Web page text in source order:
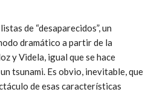
de “desaparecidos”, un
dramático a partir de la
y Videla, igual que se hace
tsunami. Es obvio, inevitable, que
de esas características